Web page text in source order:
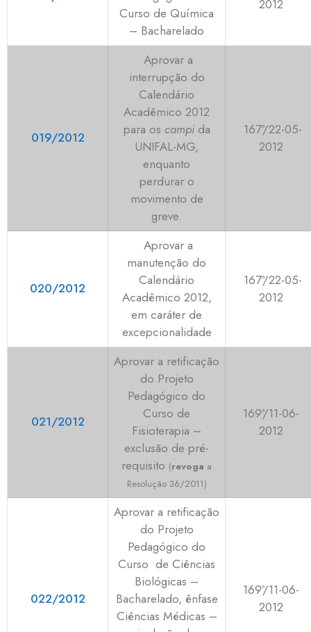
Curso de Química
– Bacharelado
2012
019/2012
Aprovar a
interrupção do
Calendário
Acadêmico 2012
para os campida
UNIFAL-MG,
enquanto
perdurar o
movimento de
greve.
167ª/22-05-
2012
020/2012
Aprovar a
manutenção do
Calendário
Acadêmico 2012,
em caráter de
excepcionalidade
167ª/22-05-
2012
021/2012
Aprovar a retificação
do Projeto
Pedagógico do
Curso de
Fisioterapia –
exclusão de pré-
requisito (revoga a
Resolução 36/2011)
169ª/11-06-
2012
022/2012
Aprovar a retificação
do Projeto
Pedagógico do
Curso de Ciências
Biológicas –
Bacharelado, ênfase
Ciências Médicas –
169ª/11-06-
2012